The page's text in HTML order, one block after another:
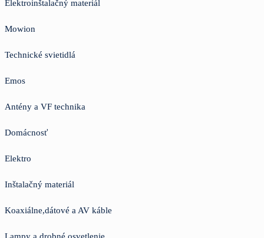
Elektroinštalačný materiál
Mowion
Technické svietidlá
Emos
Antény a VF technika
Domácnosť
Elektro
Inštalačný materiál
Koaxiálne,dátové a AV káble
Lampy a drobné osvetlenie